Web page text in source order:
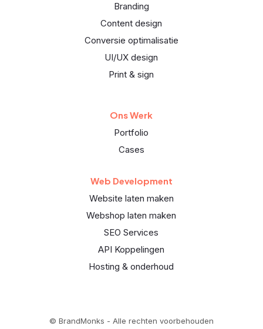
Branding
Content design
Conversie optimalisatie
UI/UX design
Print & sign
Ons Werk
Portfolio
Cases
Web Development
Website laten maken
Webshop laten maken
SEO Services
API Koppelingen
Hosting & onderhoud
© BrandMonks - Alle rechten voorbehouden